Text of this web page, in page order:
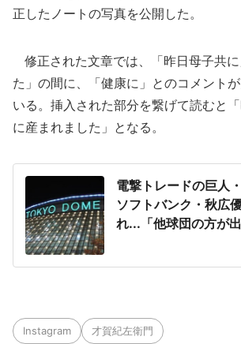
正したノートの写真を公開した。
修正された文章では、「昨日母子共
た」の間に、「健康に」とのコメント
いる。挿入された部分を繋げて読むと
に産まれました」となる。
電撃トレードの巨人
ソフトバンク・秋広
れ...「他球団の方が
Instagram 才賀紀左衛門